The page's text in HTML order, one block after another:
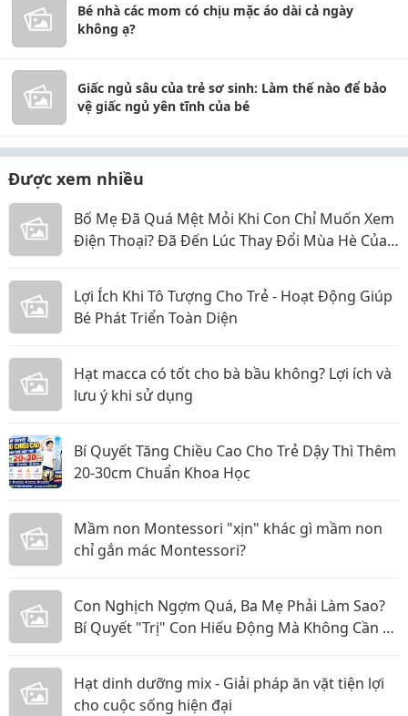
Bé nhà các mom có chịu mặc áo dài cả ngày
không ạ?
Giấc ngủ sâu của trẻ sơ sinh: Làm thế nào để bảo
vệ giấc ngủ yên tĩnh của bé
Được xem nhiều
Bố Mẹ Đã Quá Mệt Mỏi Khi Con Chỉ Muốn Xem
Điện Thoại? Đã Đến Lúc Thay Đổi Mùa Hè Của
Lợi Ích Khi Tô Tượng Cho Trẻ - Hoạt Động Giúp
Bé Phát Triển Toàn Diện
Hạt macca có tốt cho bà bầu không? Lợi ích và
lưu ý khi sử dụng
Bí Quyết Tăng Chiều Cao Cho Trẻ Dậy Thì Thêm
20-30cm Chuẩn Khoa Học
Mầm non Montessori "xịn" khác gì mầm non
chỉ gắn mác Montessori?
Con Nghịch Ngợm Quá, Ba Mẹ Phải Làm Sao?
Bí Quyết "Trị" Con Hiếu Động Mà Không Cần La
Hạt dinh dưỡng mix - Giải pháp ăn vặt tiện lợi
cho cuộc sống hiện đại